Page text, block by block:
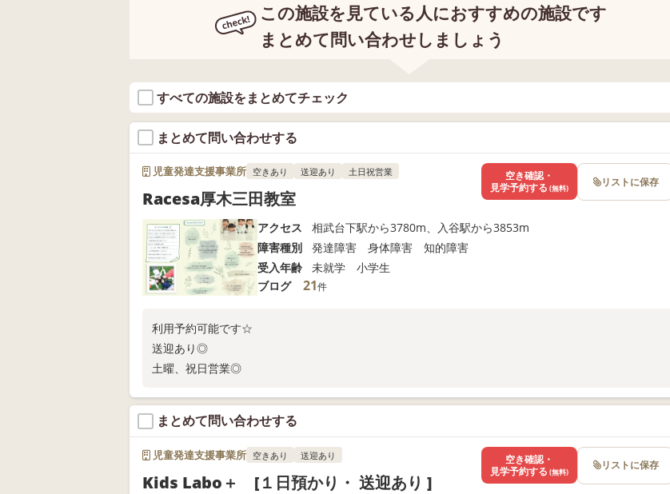
的なサポートをしている支援も非効率です。 ・できない事を何度もやらせ
て矯正する ・じっと座っていられない子に、座る練習をする ・筆圧の弱
い強い子に、練習をさせる ・ボディイメージの整っていない子にボールの
しくて続けて通うことができません。またこれは「練習」であって「発
達」ではありません。 発達の大原則は、「その子その時やりたい事をやり
きる」です。 これで子ども達は楽しみながら発達します！ 以上を参考
に、お子さんの大切な時間を質の良い支援に使ってください！
この施設を見ている人におすすめの施設です
まとめて問い合わせしましょう
すべての施設をまとめてチェック
まとめて問い合わせする
児童発達支援事業所 空きあり 送迎あり 土日祝営業
Racesa厚木三田教室
アクセス
相武台下駅から3780m、入谷駅から3853m
障害種別
発達障害 身体障害 知的障害
受入年齢
未就学 小学生
ブログ
21件
利用予約可能です☆
送迎あり◎
土曜、祝日営業◎
空き確認・
見学予約する (無料) リストに保存
まとめて問い合わせする
児童発達支援事業所 空きあり 送迎あり
Kids Labo＋ [１日預かり・ 送迎あり ]
空き確認・
見学予約する (無料) リストに保存